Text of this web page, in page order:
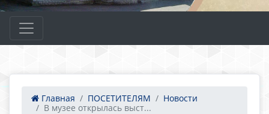
Главная ПОСЕТИТЕЛЯМ
Новости
В музее открылась выст...